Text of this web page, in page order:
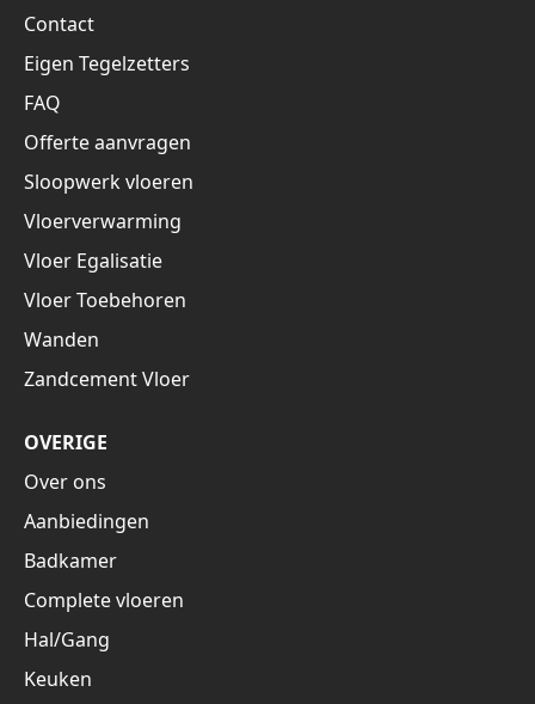
Contact
Eigen Tegelzetters
FAQ
Offerte aanvragen
Sloopwerk vloeren
Vloerverwarming
Vloer Egalisatie
Vloer Toebehoren
Wanden
Zandcement Vloer
OVERIGE
Over ons
Aanbiedingen
Badkamer
Complete vloeren
Hal/Gang
Keuken